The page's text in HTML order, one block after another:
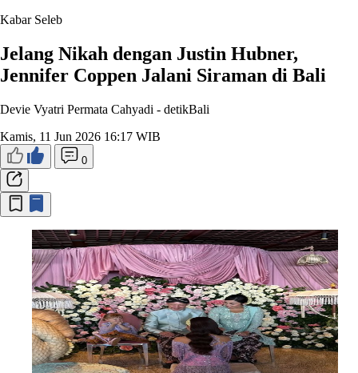
Kabar Seleb
Jelang Nikah dengan Justin Hubner,
Jennifer Coppen Jalani Siraman di Bali
Devie Vyatri Permata Cahyadi - detikBali
Kamis, 11 Jun 2026 16:17 WIB
0